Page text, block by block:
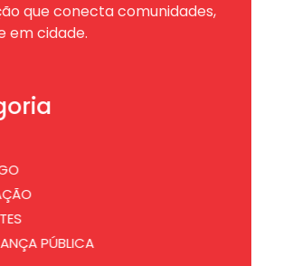
que conecta comunidades,
em cidade.
PÚBLICA